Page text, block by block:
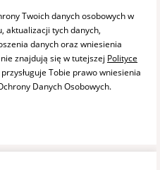
Twoich danych osobowych w
aktualizacji tych danych,
danych oraz wniesienia
znajdują się w tutejszej Polityce
Tobie prawo wniesienia
Danych Osobowych.